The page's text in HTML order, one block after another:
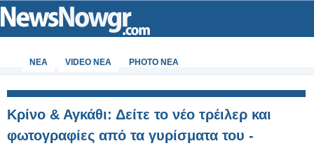
ΝΕΑ VIDEO NEA PHOTO NEA
Κρίνο & Αγκάθι: Δείτε το νέο τρέιλερ και
φωτογραφίες από τα γυρίσματα του -